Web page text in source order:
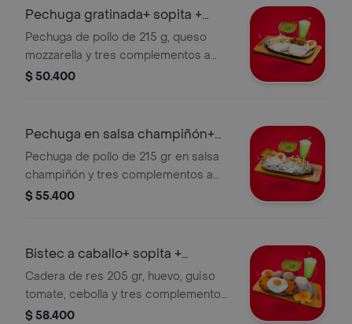
Pechuga gratinada+ sopita +
limonada
Pechuga de pollo de 215 g, queso
mozzarella y tres complementos a
elección, sopita y limonada.
$ 50.400
Pechuga en salsa champiñón+
sopi+ limo
Pechuga de pollo de 215 gr en salsa
champiñón y tres complementos a
elección ,sopita y limonada.
$ 55.400
Bistec a caballo+ sopita +
limonada
Cadera de res 205 gr, huevo, guiso
tomate, cebolla y tres complementos
a elección, sopita y limonada.
$ 58.400